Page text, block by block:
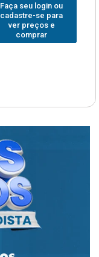
Faça seu login ou
cadastre-se para
ver preços e
comprar